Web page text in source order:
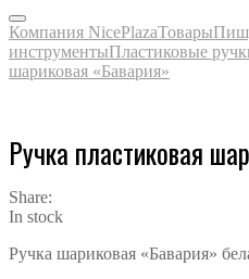
Компания NicePlazaТовары
инструментыПластиковые
шариковая «Бавария»
Ручка пластиковая
Share:
In stock
Ручка шариковая «Бавария»